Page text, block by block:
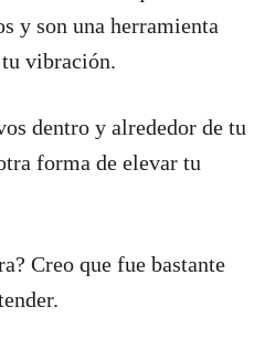
y son una herramienta
vibración.
dentro y alrededor de tu
forma de elevar tu
Creo que fue bastante